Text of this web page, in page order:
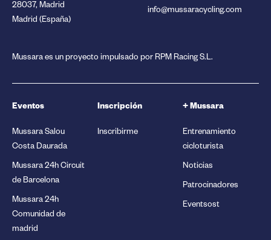
28037, Madrid
Madrid (España)
info@mussaracycling.com
Mussara es un proyecto impulsado por RPM Racing S.L.
Eventos
Mussara Salou
Costa Daurada
Mussara 24h Circuit
de Barcelona
Mussara 24h
Comunidad de
madrid
Inscripción
Inscribirme
+ Mussara
Entrenamiento
cicloturista
Noticias
Patrocinadores
Eventsost